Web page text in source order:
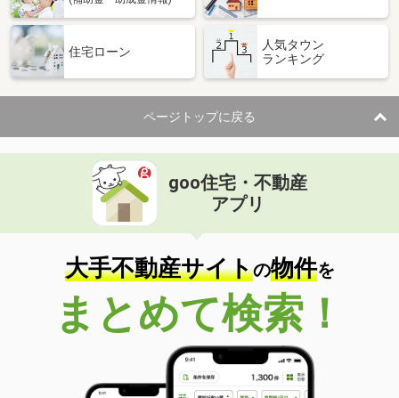
住宅ローン
人気タウン
ランキング
ページトップに戻る
goo住宅・不動産
アプリ
大手不動産サイトの物件を
まとめて検索！